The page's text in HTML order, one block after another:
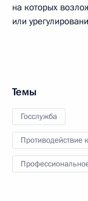
на которых
или
Темы
Госслужба
Противодействие